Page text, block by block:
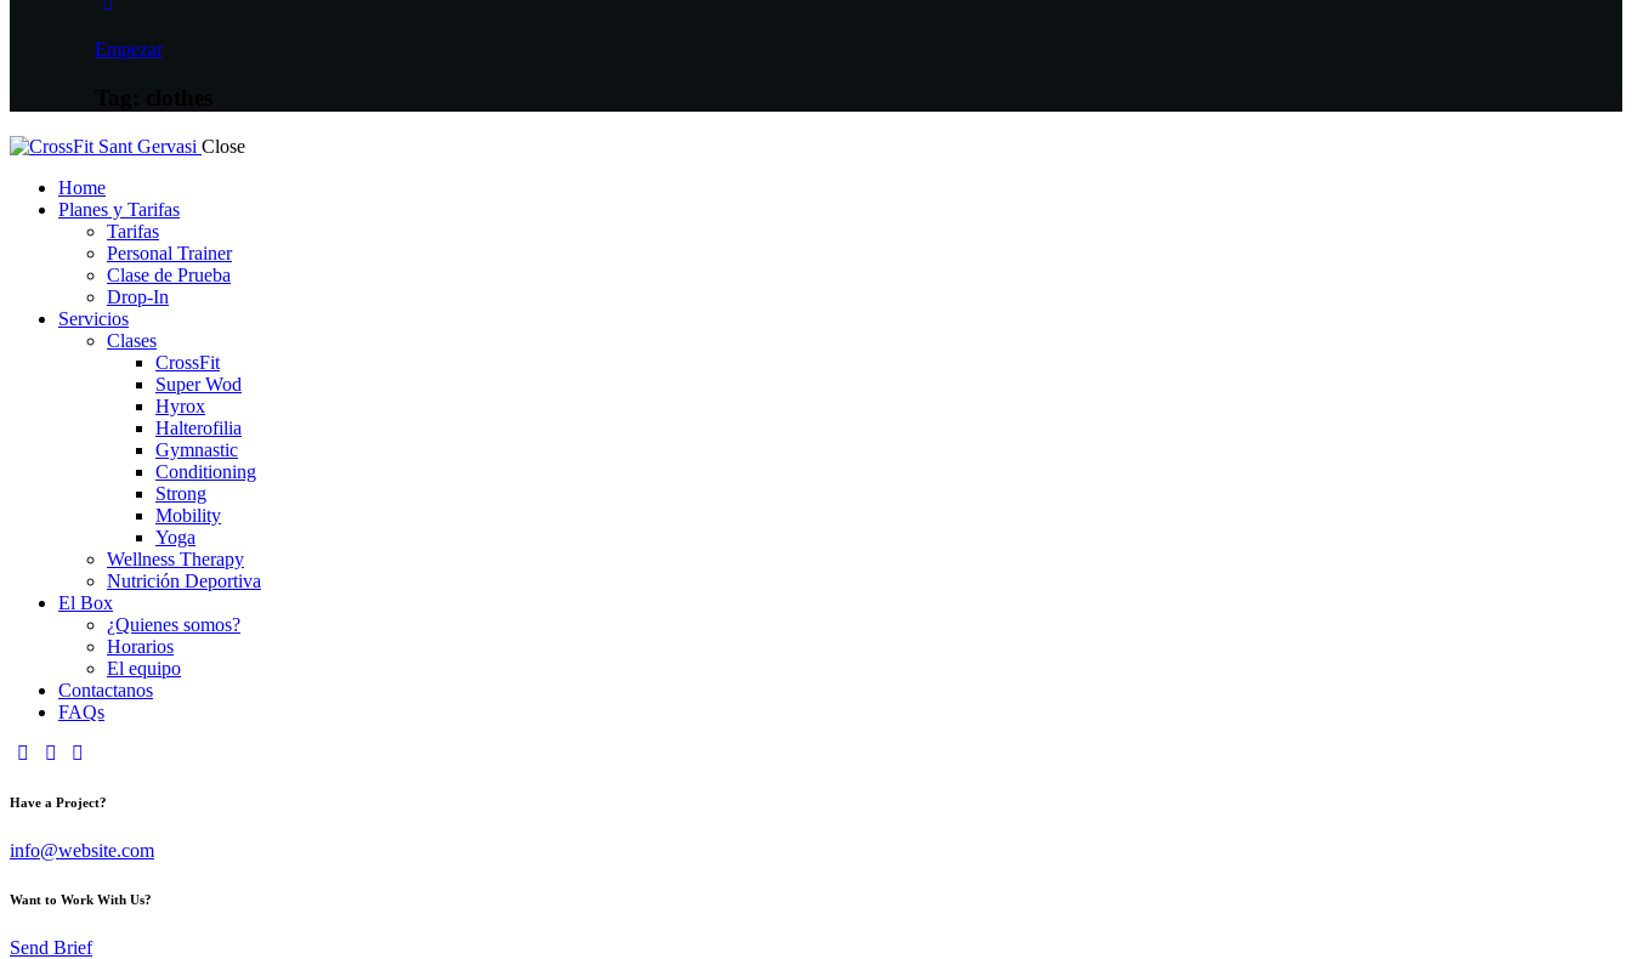
Empezar
Close
Home
Planes y Tarifas
Tarifas
Personal Trainer
Clase de Prueba
Drop-In
Servicios
Clases
CrossFit
Super Wod
Hyrox
Halterofilia
Gymnastic
Conditioning
Strong
Mobility
Yoga
Wellness Therapy
Nutrición Deportiva
El Box
¿Quienes somos?
Horarios
El equipo
Contactanos
FAQs
instagram
youtube2
linkedin
Have a Project?
info@website.com
Want to Work With Us?
Send Brief